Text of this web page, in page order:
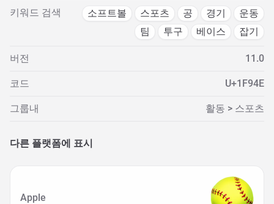
키워드 검색 소프트볼 스포츠 공 경기
운동
팀
투구 베이스 잡기
버전 11.0
코드 U+1F94E
그룹내 활동 > 스포츠
다른 플랫폼에 표시
Apple